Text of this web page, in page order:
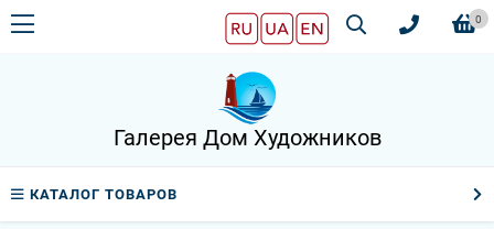
0
Галерея Дом Художников
КАТАЛОГ ТОВАРОВ